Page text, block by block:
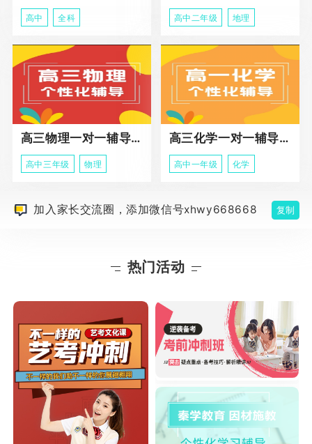
高中 全科 高中二年级 地理
高三物理一对一辅导课程
高中三年级 物理
高三化学一对一辅导课程
高中一年级 化学
加入家长交流圈，添加微信号xhwy668668 复制
热门活动